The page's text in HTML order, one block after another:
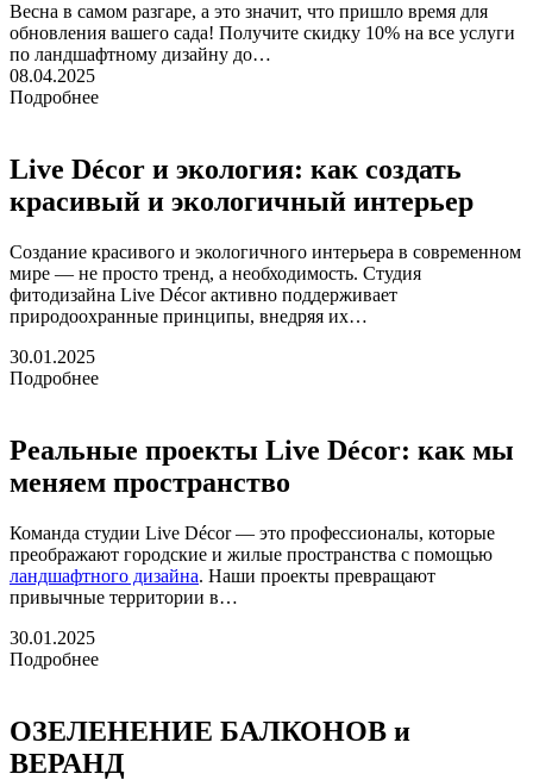
Весна в самом разгаре, а это значит, что пришло время для
обновления вашего сада! Получите скидку 10% на все услуги
по ландшафтному дизайну до…
08.04.2025
Подробнее
Live Décor и экология: как создать
красивый и экологичный интерьер
Создание красивого и экологичного интерьера в современном
мире — не просто тренд, а необходимость. Студия
фитодизайна Live Décor активно поддерживает
природоохранные принципы, внедряя их…
30.01.2025
Подробнее
Реальные проекты Live Décor: как мы
меняем пространство
Команда студии Live Décor — это профессионалы, которые
преображают городские и жилые пространства с помощью
ландшафтного дизайна. Наши проекты превращают
привычные территории в…
30.01.2025
Подробнее
ОЗЕЛЕНЕНИЕ БАЛКОНОВ и
ВЕРАНД